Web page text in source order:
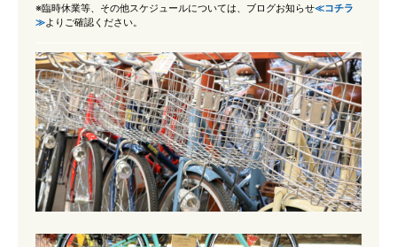
※臨時休業等、その他スケジュールについては、ブログお知らせ≪コチラ
≫よりご確認ください。